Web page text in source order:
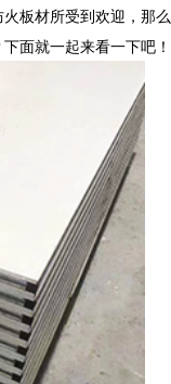
板材所受到欢迎，那么
面就一起来看一下吧！